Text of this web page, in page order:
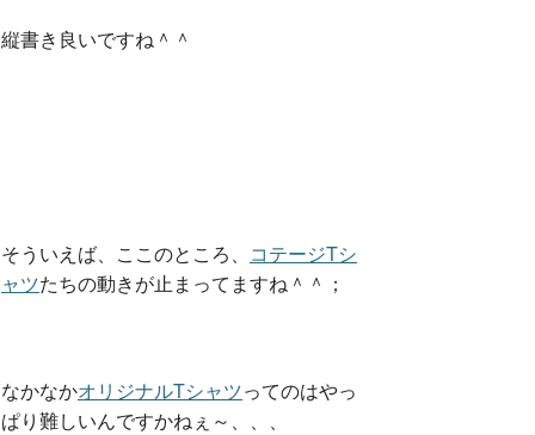
縦書き良いですね＾＾
そういえば、ここのところ、 コテージTシ
ャツたちの動きが止まってますね＾＾；
なかなかオリジナルTシャツってのはやっ
ぱり難しいんですかねぇ～、、、